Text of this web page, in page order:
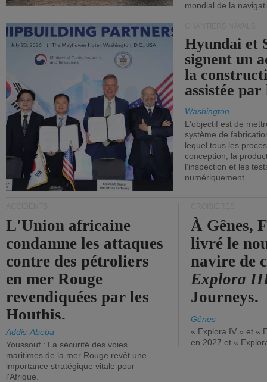
mondial de la
Hyundai et
signent un
la
assistée
Washington
L'objectif est de
système de
lequel tous les
conception, la
l'inspection et les
numériquement.
L'Union africaine
condamne les attaques
contre des pétroliers
en mer Rouge
revendiquées par les
Houthis.
Addis-Abeba
Youssouf : La sécurité des voies
maritimes de la mer Rouge revêt une
importance stratégique vitale pour
l'Afrique.
À Gênes,
livré le
navire de
Explora
Journeys.
Gênes
« Explora IV » et «
en 2027 et «